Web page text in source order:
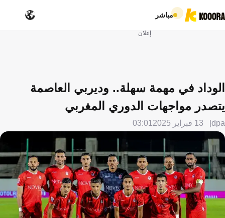
مباشر
إعلان
الوداد في مهمة سهلة.. وديربي العاصمة
يتصدر مواجهات الدوري المغربي ‏
dpa 13 فبراير 2025 03:01